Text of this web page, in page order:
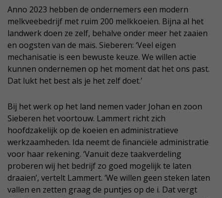
Anno 2023 hebben de ondernemers een modern
melkveebedrijf met ruim 200 melkkoeien. Bijna al het
landwerk doen ze zelf, behalve onder meer het zaaien
en oogsten van de maïs. Sieberen: ‘Veel eigen
mechanisatie is een bewuste keuze. We willen actie
kunnen ondernemen op het moment dat het ons past.
Dat lukt het best als je het zelf doet.’
Bij het werk op het land nemen vader Johan en zoon
Sieberen het voortouw. Lammert richt zich
hoofdzakelijk op de koeien en administratieve
werkzaamheden. Ida neemt de financiële administratie
voor haar rekening. ‘Vanuit deze taakverdeling
proberen wij het bedrijf zo goed mogelijk te laten
draaien’, vertelt Lammert. ‘We willen geen steken laten
vallen en zetten graag de puntjes op de i. Dat vergt